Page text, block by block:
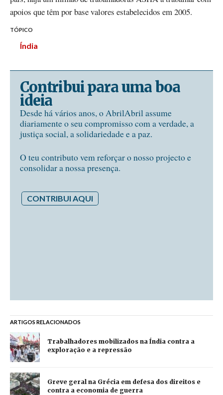
apoios que têm por base valores estabelecidos em 2005.
TÓPICO
Índia
Contribui para uma boa
ideia
Desde há vários anos, o AbrilAbril assume
diariamente o seu compromisso com a verdade, a
justiça social, a solidariedade e a paz.
O teu contributo vem reforçar o nosso projecto e
consolidar a nossa presença.
CONTRIBUI AQUI
ARTIGOS RELACIONADOS
Trabalhadores mobilizados na Índia contra a
exploração e a repressão
Greve geral na Grécia em defesa dos direitos e
contra a economia de guerra